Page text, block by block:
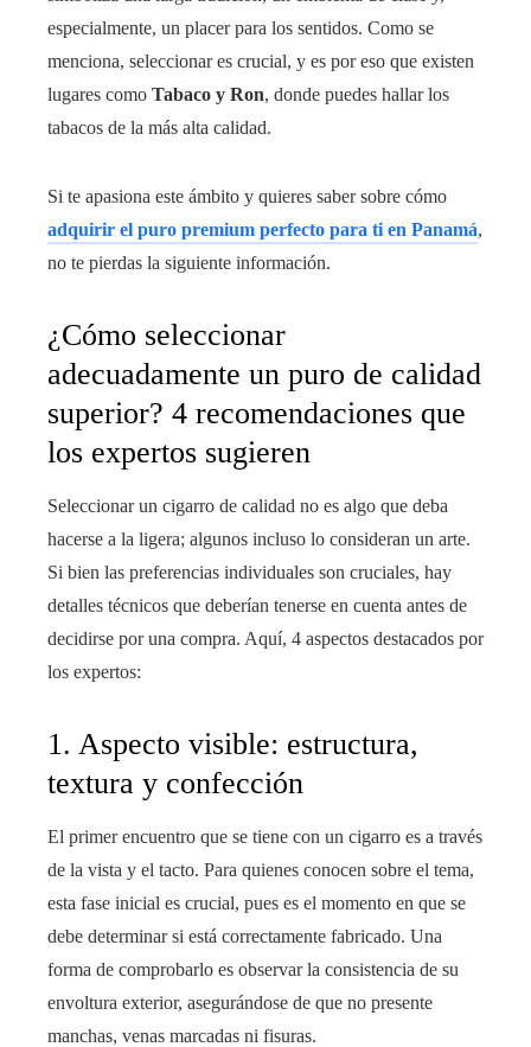
especialmente, un placer para los sentidos. Como se
menciona, seleccionar es crucial, y es por eso que existen
lugares como Tabaco y Ron, donde puedes hallar los
tabacos de la más alta calidad.
Si te apasiona este ámbito y quieres saber sobre cómo
adquirir el puro premium perfecto para ti en Panamá,
no te pierdas la siguiente información.
¿Cómo seleccionar
adecuadamente un puro de calidad
superior? 4 recomendaciones que
los expertos sugieren
Seleccionar un cigarro de calidad no es algo que deba
hacerse a la ligera; algunos incluso lo consideran un arte.
Si bien las preferencias individuales son cruciales, hay
detalles técnicos que deberían tenerse en cuenta antes de
decidirse por una compra. Aquí, 4 aspectos destacados por
los expertos:
1. Aspecto visible: estructura,
textura y confección
El primer encuentro que se tiene con un cigarro es a través
de la vista y el tacto. Para quienes conocen sobre el tema,
esta fase inicial es crucial, pues es el momento en que se
debe determinar si está correctamente fabricado. Una
forma de comprobarlo es observar la consistencia de su
envoltura exterior, asegurándose de que no presente
manchas, venas marcadas ni fisuras.